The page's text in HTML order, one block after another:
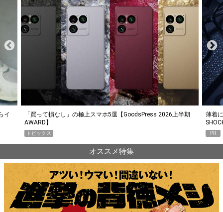
イ
「買って損なし」の極上スマホ5選【GoodsPress 2026上半期
AWARD】
トピックス
薄着
PR
オススメ特集